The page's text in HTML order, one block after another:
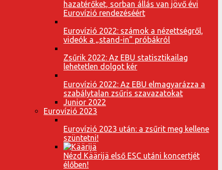
hazatérőket, sorban állás van jövő évi
Eurovízió rendezéséért
Eurovízió 2022: számok a nézettségről,
videók a „stand-in” próbákról
Zsűrik 2022: Az EBU statisztikailag
lehetetlen dolgot kér
Eurovízió 2022: Az EBU elmagyarázza a
szabálytalan zsűris szavazatokat
Junior 2022
Eurovízió 2023
Eurovízió 2023 után: a zsűrit meg kellene
szüntetni!
Nézd Käärijä első ESC utáni koncertjét
élőben!